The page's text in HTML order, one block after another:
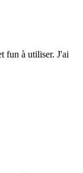
fun à utiliser. J'ai